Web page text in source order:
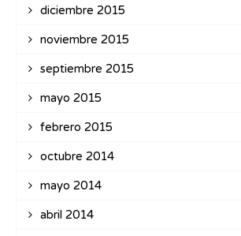
diciembre 2015
noviembre 2015
septiembre 2015
mayo 2015
febrero 2015
octubre 2014
mayo 2014
abril 2014